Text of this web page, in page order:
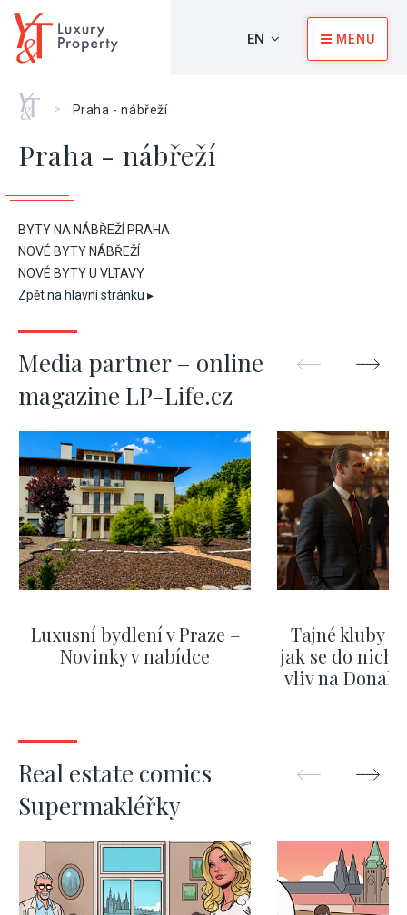
EN MENU
Home
> Praha - nábřeží
Praha - nábřeží
BYTY NA NÁBŘEŽÍ PRAHA
NOVÉ BYTY NÁBŘEŽÍ
NOVÉ BYTY U VLTAVY
Zpět na hlavní stránku ▸
Media partner – online
magazine LP-Life.cz
Luxusní bydlení v Praze –
Novinky v nabídce
Tajné kluby
jak se do nich
vliv na
Real estate comics
Supermakléřky